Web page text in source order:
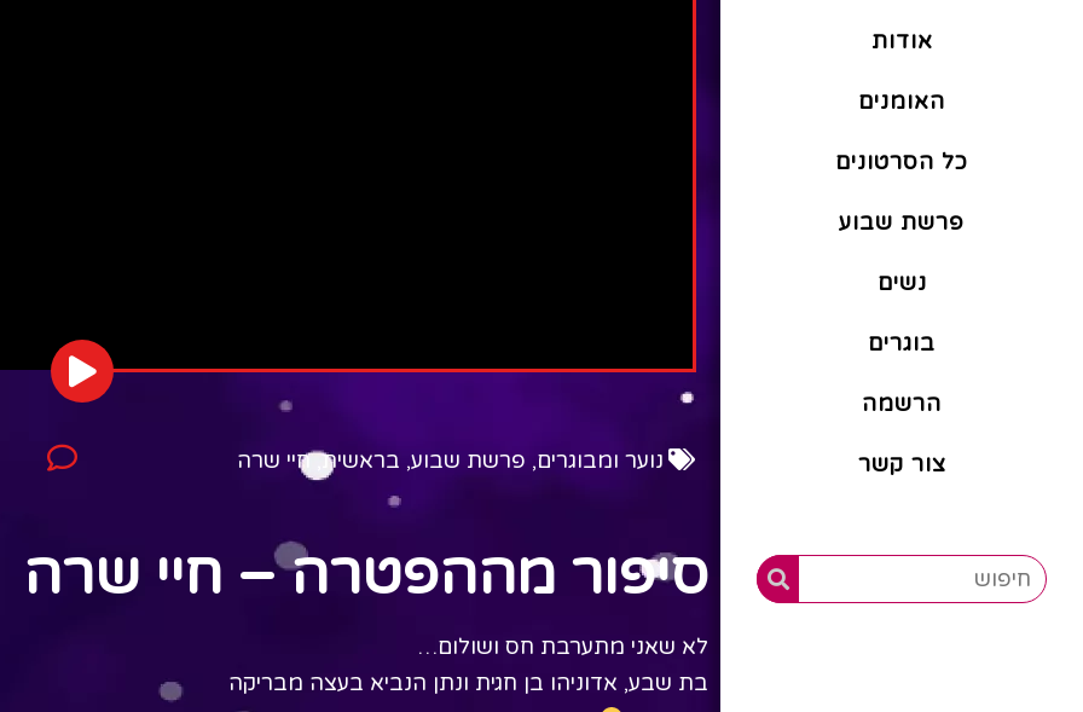
אודות
האומנים
כל הסרטונים
פרשת שבוע
נשים
בוגרים
הרשמה
צור קשר נוער ומבוגרים, פרשת שבוע, בראשית,חיי שרה
סיפור מההפטרה – חיי שרה
לא שאני מתערבת חס ושולום…
בת שבע, אדוניהו בן חגית ונתן הנביא בעצה מבריקה